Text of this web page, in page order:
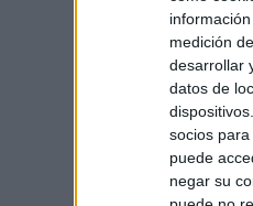
medición
desarrollar
datos de
socios
puede
negar su